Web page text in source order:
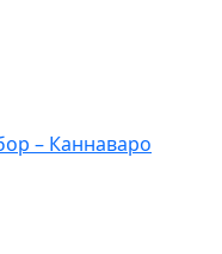
– Каннаваро